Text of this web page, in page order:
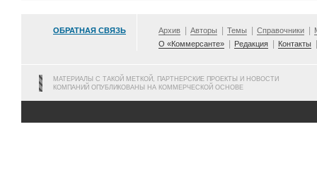
ОБРАТНАЯ СВЯЗЬ Архив Авторы Темы Справочники
О «Коммерсанте»
Редакция Контакты
МАТЕРИАЛЫ С ТАКОЙ МЕТКОЙ, ПАРТНЕРСКИЕ ПРОЕКТЫ И НОВОСТИ
КОМПАНИЙ ОПУБЛИКОВАНЫ НА КОММЕРЧЕСКОЙ ОСНОВЕ